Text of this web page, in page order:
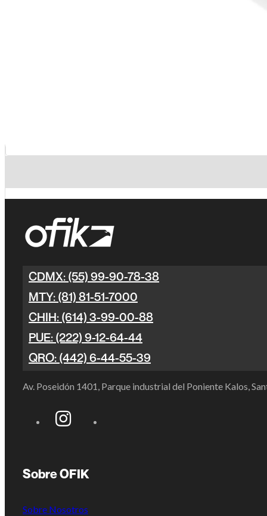
CDMX: (55) 99-90-78-38
MTY: (81) 81-51-7000
CHIH: (614) 3-99-00-88
PUE: (222) 9-12-64-44
QRO: (442) 6-44-55-39
Av. Poseidón 1401, Parque industrial del Poniente Kalos,
Sobre OFIK
Sobre Nosotros